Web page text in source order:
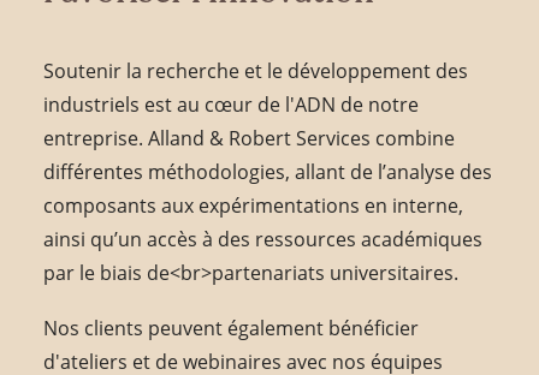
Soutenir la recherche et le développement des
industriels est au cœur de l'ADN de notre
entreprise. Alland & Robert Services combine
différentes méthodologies, allant de l’analyse des
composants aux expérimentations en interne,
ainsi qu’un accès à des ressources académiques
par le biais de<br>partenariats universitaires.
Nos clients peuvent également bénéficier
d'ateliers et de webinaires avec nos équipes